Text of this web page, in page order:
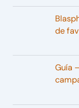
de
Guía